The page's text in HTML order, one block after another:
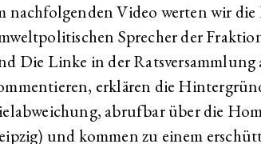
nachfolgenden Video werten wir die
Sprecher der
Die Linke in der Ratsversammlung
erklären die
abrufbar über die
und kommen zu einem